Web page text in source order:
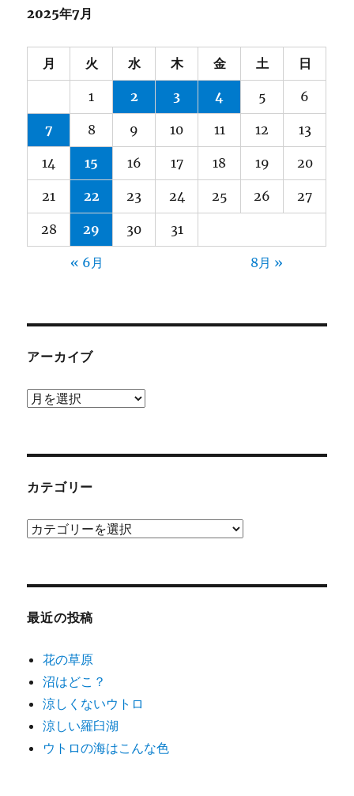
k
2025年7月
月 火 水 木 金 土 日
1 2 3 4 5 6
7 8 9 10 11 12 13
14 15 16 17 18 19 20
21 22 23 24 25 26 27
28 29 30 31
« 6月 8月 »
アーカイブ
ア
ブ
カテゴリー
カ
ー
最近の投稿
花の草原
沼はどこ？
涼しくないウトロ
涼しい羅臼湖
ウトロの海はこんな色